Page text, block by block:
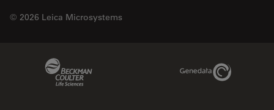
© 2026 Leica Microsystems
Genedata Link